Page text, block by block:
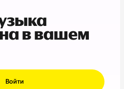
в вашем
Войти